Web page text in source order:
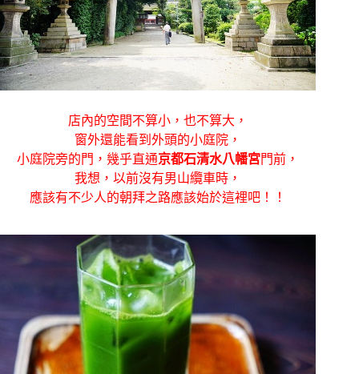
店內的空間不算小，也不算大，
窗外還能看到外頭的小庭院，
小庭院旁的門，幾乎直通京都石清水八幡宮門前，
我想，以前沒有男山纜車時，
應該有不少人的朝拜之路應該始於這裡吧！！